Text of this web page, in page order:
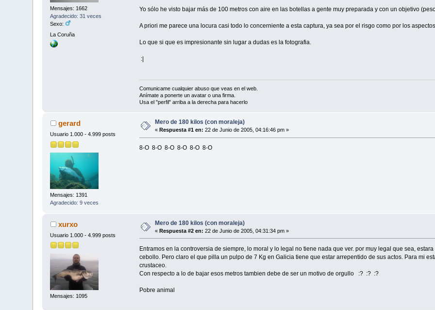
Mensajes: 1662
Agradecido: 31 veces
Sexo:
La Coruña
Yo sólo he visto bajar más de 100 metros con aire en las botellas a gente muy preparada y con un objetivo
A priori me parece una locura casi todo lo concerniente a esta captura, ya sea por el risgo como por los
Lo que si que es impresionante sin lugar a dudas es la fotografia.
:|
Comunicame cualquier abuso que veas en el web.
Anímate a ponerte un avatar o una firma.
Usa el "perfil" arriba a la derecha para hacerlo
gerard
Usuario 1.000 - 4.999 posts
Mensajes: 1391
Agradecido: 9 veces
Mero de 180 kilos (con moraleja)
« Respuesta #1 en: 22 de Junio de 2005, 04:16:46 pm »
8-O 8-O 8-O 8-O 8-O 8-O
xurxo
Usuario 1.000 - 4.999 posts
Mensajes: 1095
Mero de 180 kilos (con moraleja)
«Respuesta #2 en: 22 de Junio de 2005, 04:31:34 pm »
Entramos en la controversia de siempre, lo moral y lo legal no tiene nada que ver. por muy legal que sea,
cebollo. Pero claro el que pilla un pulpo de 7 Kg en Galicia tiene que estar arrepentido de sus actos. Para mi
crustaceo.
Con respecto a lo de bajar esos metros tambien debe de ser un motivo de orgullo :? :? :?
Pobre animal